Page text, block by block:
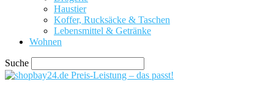
Haustier
Koffer, Rucksäcke & Taschen
Lebensmittel & Getränke
Wohnen
Suche
Preis-Leistung – das passt!